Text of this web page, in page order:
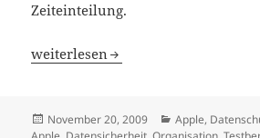
Zeiteinteilung.
Lesen in der U-Bahn, im Büro und
weiterlesen
Veröffentlicht
am
November 20, 2009 Kategorien
Apple,